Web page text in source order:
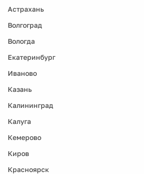
Астрахань
Волгоград
Вологда
Екатеринбург
Иваново
Казань
Калининград
Калуга
Кемерово
Киров
Красноярск